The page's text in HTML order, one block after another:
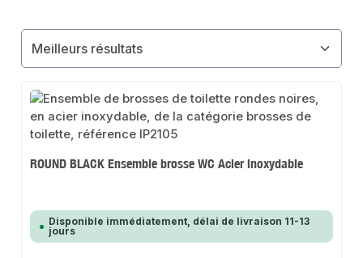
ROUND BLACK Ensemble brosse WC Acier inoxydable
Disponible immédiatement, délai de livraison 11-13
jours